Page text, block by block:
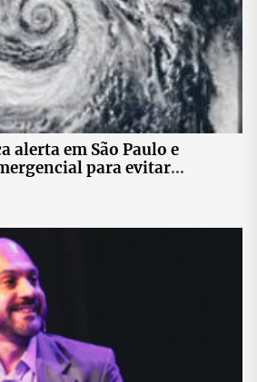
alerta em São Paulo e
para evitar
de energia